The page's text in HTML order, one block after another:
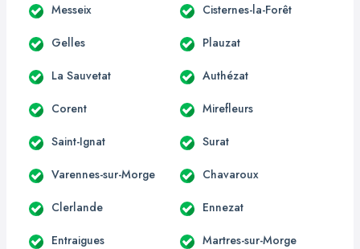
Messeix Cisternes-la-Forêt
Gelles Plauzat
La Sauvetat Authézat
Corent Mirefleurs
Saint-Ignat Surat
Varennes-sur-Morge Chavaroux
Clerlande Ennezat
Entraigues Martres-sur-Morge